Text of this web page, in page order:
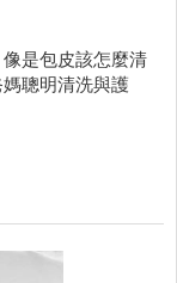
是包皮該怎麼清
聰明清洗與護